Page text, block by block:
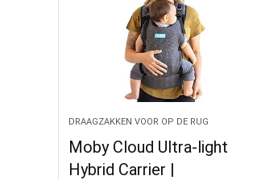
DRAAGZAKKEN VOOR OP DE RUG
Moby Cloud Ultra-light
Hybrid Carrier |